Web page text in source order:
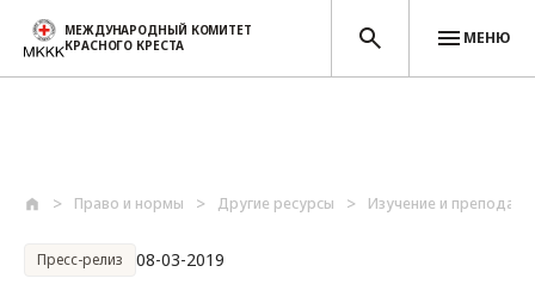
МЕЖДУНАРОДНЫЙ КОМИТЕТ
КРАСНОГО КРЕСТА
МЕНЮ
Право и нормы Другие ресурсы Изучение и
Пресс-релиз 08-03-2019